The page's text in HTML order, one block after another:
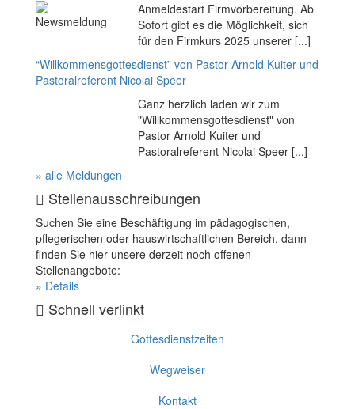
Anmeldestart Firmvorbereitung. Ab
Sofort gibt es die Möglichkeit, sich
für den Firmkurs 2025 unserer [...]
“Willkommensgottesdienst” von Pastor Arnold Kuiter und
Pastoralreferent Nicolai Speer
Ganz herzlich laden wir zum
"Willkommensgottesdienst" von
Pastor Arnold Kuiter und
Pastoralreferent Nicolai Speer [...]
» alle Meldungen
Stellenausschreibungen
Suchen Sie eine Beschäftigung im pädagogischen,
pflegerischen oder hauswirtschaftlichen Bereich, dann
finden Sie hier unsere derzeit noch offenen
Stellenangebote:
» Details
Schnell verlinkt
Gottesdienstzeiten
Wegweiser
Kontakt